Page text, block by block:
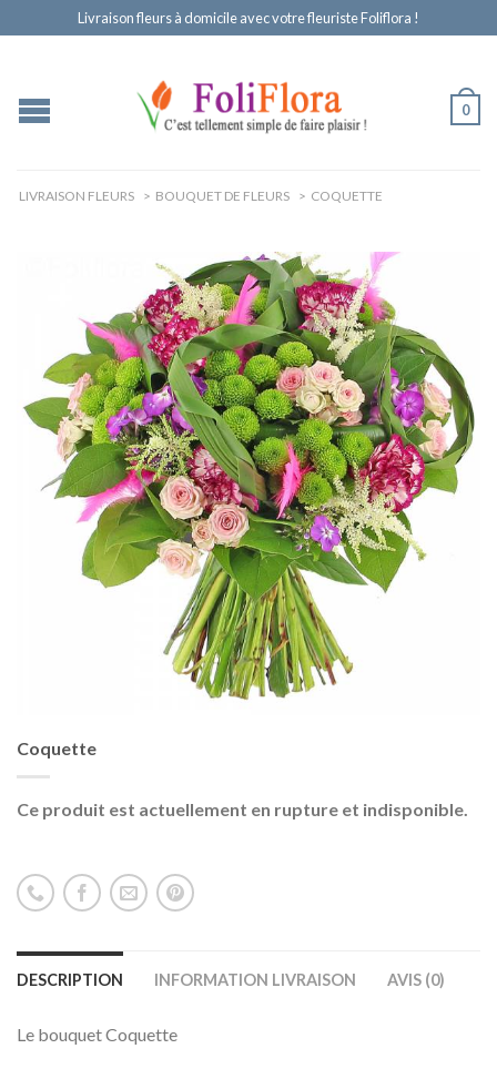
Livraison fleurs à domicile avec votre fleuriste Foliflora !
0
LIVRAISON FLEURS > BOUQUET DE FLEURS > COQUETTE
Coquette
Ce produit est actuellement en rupture et indisponible.
DESCRIPTION INFORMATION LIVRAISON AVIS (0)
Le bouquet Coquette